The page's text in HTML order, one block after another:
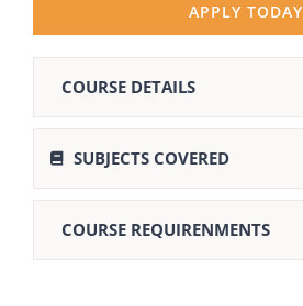
APPLY TODAY
COURSE DETAILS
SUBJECTS COVERED
COURSE REQUIRENMENTS